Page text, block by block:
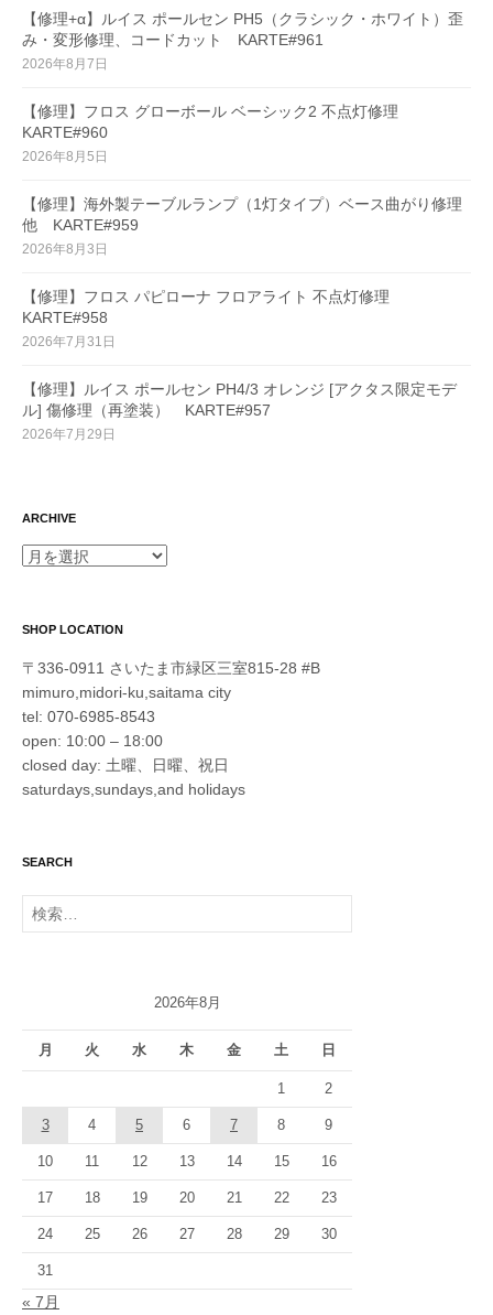
【修理+α】ルイス ポールセン PH5（クラシック・ホワイト）歪
み・変形修理、コードカット KARTE#961
2026年8月7日
【修理】フロス グローボール ベーシック2 不点灯修理
KARTE#960
2026年8月5日
【修理】海外製テーブルランプ（1灯タイプ）ベース曲がり修理
他 KARTE#959
2026年8月3日
【修理】フロス パピローナ フロアライト 不点灯修理
KARTE#958
2026年7月31日
【修理】ルイス ポールセン PH4/3 オレンジ [アクタス限定モデ
ル] 傷修理（再塗装） KARTE#957
2026年7月29日
ARCHIVE
ARCHIVE
SHOP LOCATION
〒336-0911 さいたま市緑区三室815-28 #B
mimuro,midori-ku,saitama city
tel: 070-6985-8543
open: 10:00 – 18:00
closed day: 土曜、日曜、祝日
saturdays,sundays,and holidays
SEARCH
検
索:
2026年8月
月 火 水 木 金 土 日
1 2
3 4 5 6 7 8 9
10 11 12 13 14 15 16
17 18 19 20 21 22 23
24 25 26 27 28 29 30
31
« 7月